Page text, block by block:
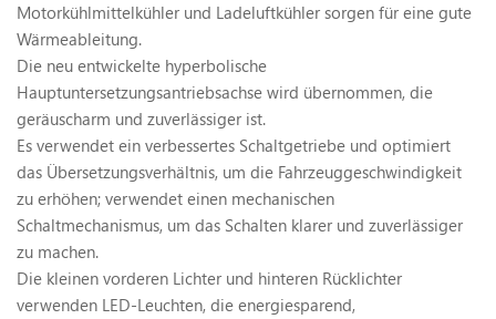
Motorkühlmittelkühler und Ladeluftkühler sorgen für eine gute
Wärmeableitung.
Die neu entwickelte hyperbolische
Hauptuntersetzungsantriebsachse wird übernommen, die
geräuscharm und zuverlässiger ist.
Es verwendet ein verbessertes Schaltgetriebe und optimiert
das Übersetzungsverhältnis, um die Fahrzeuggeschwindigkeit
zu erhöhen; verwendet einen mechanischen
Schaltmechanismus, um das Schalten klarer und zuverlässiger
zu machen.
Die kleinen vorderen Lichter und hinteren Rücklichter
verwenden LED-Leuchten, die energiesparend,